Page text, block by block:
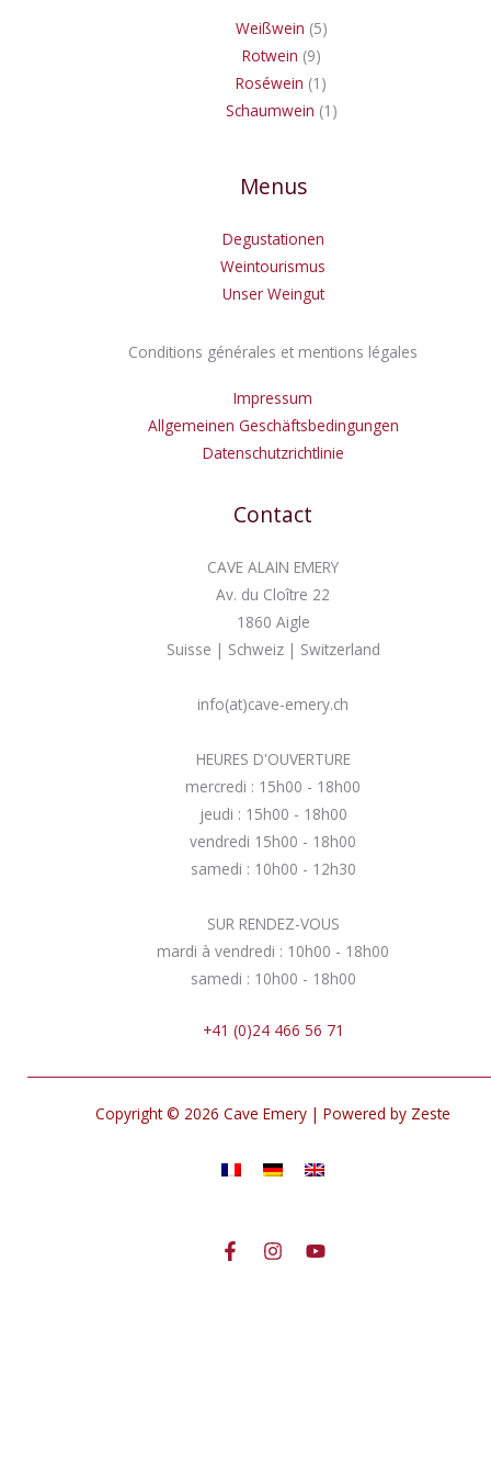
Weißwein 5
Rotwein 9
Roséwein 1
Schaumwein 1
Menus
Degustationen
Weintourismus
Unser Weingut
Conditions générales et mentions légales
Impressum
Allgemeinen Geschäftsbedingungen
Datenschutzrichtlinie
Contact
CAVE ALAIN EMERY
Av. du Cloître 22
1860 Aigle
Suisse | Schweiz | Switzerland
info(at)cave-emery.ch
HEURES D'OUVERTURE
mercredi : 15h00 - 18h00
jeudi : 15h00 - 18h00
vendredi 15h00 - 18h00
samedi : 10h00 - 12h30
SUR RENDEZ-VOUS
mardi à vendredi : 10h00 - 18h00
samedi : 10h00 - 18h00
+41 (0)24 466 56 71
Copyright © 2026 Cave Emery | Powered by Zeste